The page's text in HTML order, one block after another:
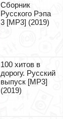
Сборник
Русского Рэпа
3 [MP3] (2019)
100 хитов в
дорогу. Русский
выпуск [MP3]
(2019)